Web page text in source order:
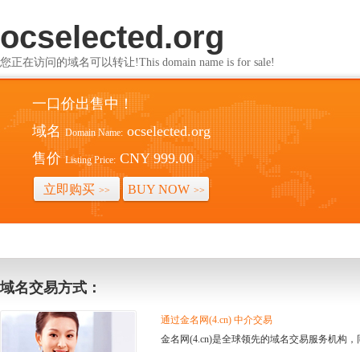
ocselected.org
您正在访问的域名可以转让!This domain name is for sale!
一口价出售中！
域名 Domain Name: ocselected.org
售价 Listing Price: CNY 999.00
立即购买 >> BUY NOW >>
域名交易方式：
通过金名网(4.cn) 中介交易
金名网(4.cn)是全球领先的域名交易服务机构